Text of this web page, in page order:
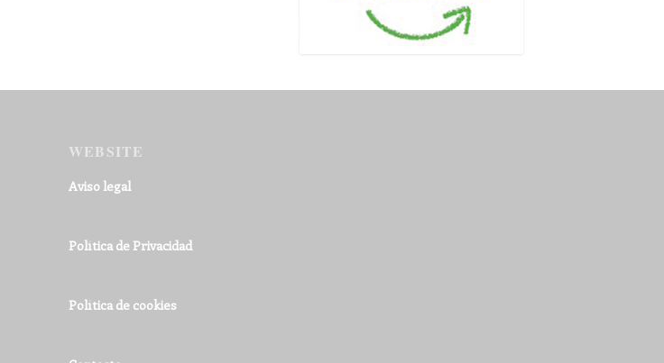
WEBSITE
Aviso legal
Política de Privacidad
Política de cookies